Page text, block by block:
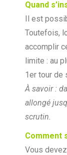
Quand
Il est
Toutefois,
accomplir
limite : au
1er tour de
À savoir :
allongé
scrutin.
Comment
Vous